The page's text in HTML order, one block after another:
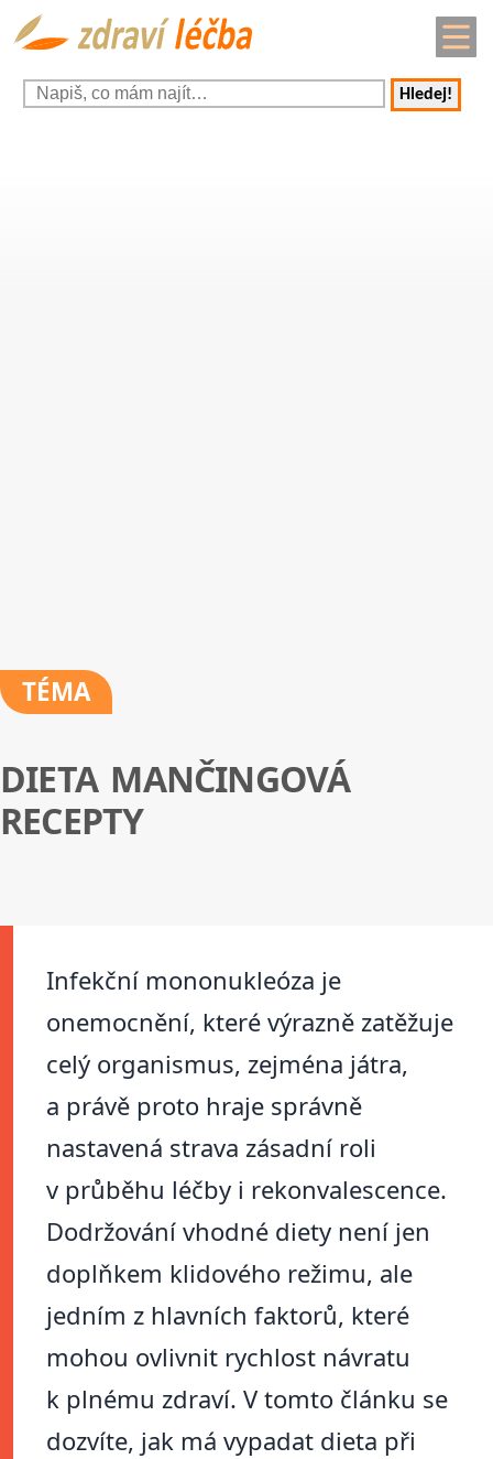
Hledej!
TÉMA
DIETA MANČINGOVÁ
RECEPTY
Infekční mononukleóza je
onemocnění, které výrazně zatěžuje
celý organismus, zejména játra,
a právě proto hraje správně
nastavená strava zásadní roli
v průběhu léčby i rekonvalescence.
Dodržování vhodné diety není jen
doplňkem klidového režimu, ale
jedním z hlavních faktorů, které
mohou ovlivnit rychlost návratu
k plnému zdraví. V tomto článku se
dozvíte, jak má vypadat dieta při